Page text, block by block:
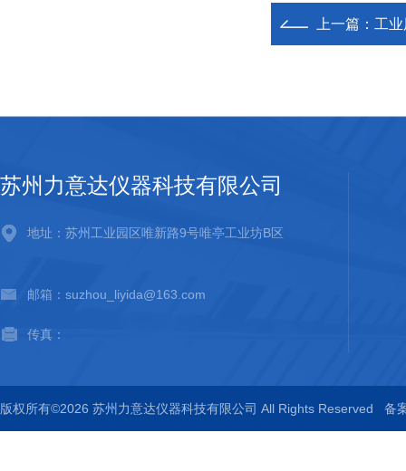
上一篇： 工
苏州力意达仪器科技有限公司
地址：苏州工业园区唯新路9号唯亭工业坊B区
邮箱：suzhou_liyida@163.com
传真：
版权所有©2026 苏州力意达仪器科技有限公司 All Rights Reserved 备